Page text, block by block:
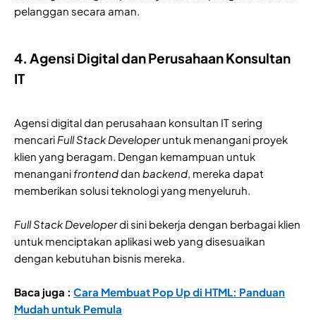
pelanggan secara aman.
4. Agensi Digital dan Perusahaan Konsultan
IT
Agensi digital dan perusahaan konsultan IT sering
mencari Full Stack Developeruntuk menangani proyek
klien yang beragam. Dengan kemampuan untuk
menanganifrontenddan backend, mereka dapat
memberikan solusi teknologi yang menyeluruh.
Full Stack Developerdi sini bekerja dengan berbagai klien
untuk menciptakan aplikasi web yang disesuaikan
dengan kebutuhan bisnis mereka.
Baca juga : Cara Membuat Pop Up di HTML: Panduan
Mudah untuk Pemula